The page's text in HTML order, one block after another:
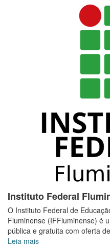
Instituto Federal
O Instituto Federal de
Fluminense (IFFluminense) é
pública e gratuita com oferta
Leia mais